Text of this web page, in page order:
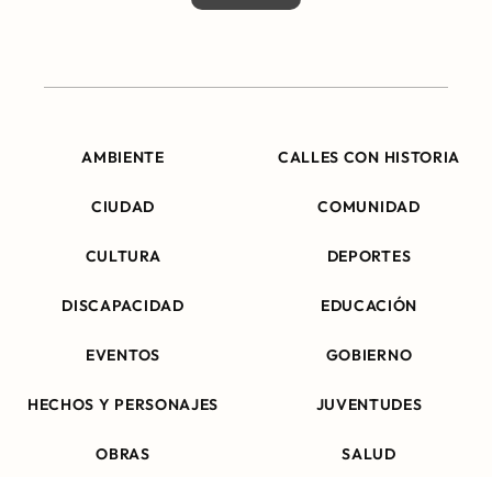
AMBIENTE CALLES CON HISTORIA
CIUDAD COMUNIDAD
CULTURA DEPORTES
DISCAPACIDAD EDUCACIÓN
EVENTOS GOBIERNO
HECHOS Y PERSONAJES JUVENTUDES
OBRAS SALUD